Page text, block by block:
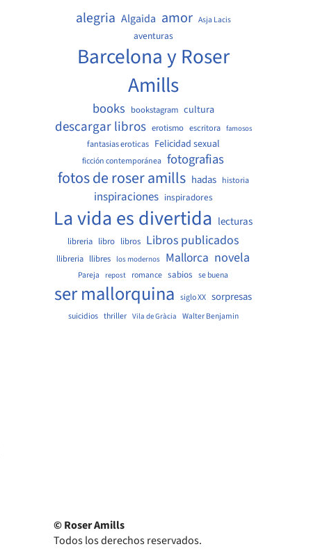
alegria Algaida amor Asja Lacis
aventuras
Barcelona y Roser
Amills
books bookstagram cultura
descargar libros erotismo escritora famosos
fantasias eroticas Felicidad sexual
ficción contemporánea fotografias
fotos de roser amills hadas historia
inspiraciones inspiradores
La vida es divertida lecturas
libreria libro libros Libros publicados
llibreria llibres los modernos Mallorca novela
Pareja repost romance sabios se buena
ser mallorquina siglo XX sorpresas
suicidios thriller Vila de Gràcia Walter Benjamin
© Roser Amills
Todos los derechos reservados.